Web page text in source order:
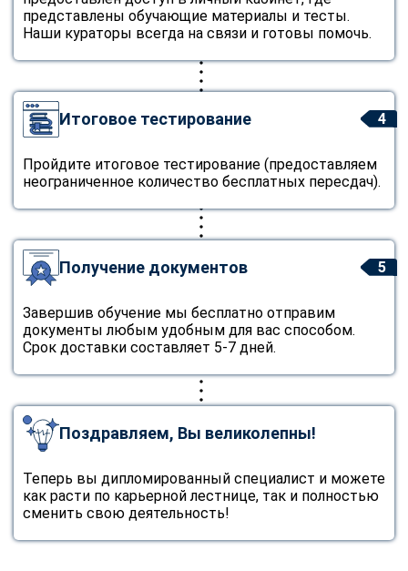
представлены обучающие материалы и тесты.
Наши кураторы всегда на связи и готовы помочь.
4
Итоговое тестирование
Пройдите итоговое тестирование (предоставляем
неограниченное количество бесплатных пересдач).
5
Получение документов
Завершив обучение мы бесплатно отправим
документы любым удобным для вас способом.
Срок доставки составляет 5-7 дней.
Поздравляем, Вы великолепны!
Теперь вы дипломированный специалист и можете
как расти по карьерной лестнице, так и полностью
сменить свою деятельность!